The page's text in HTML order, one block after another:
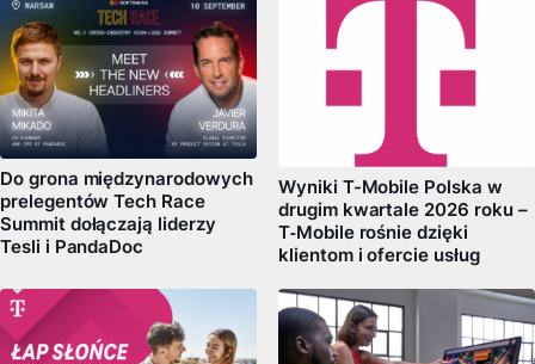
Do grona międzynarodowych
prelegentów Tech Race
Summit dołączają liderzy
Tesli i PandaDoc
Wyniki T-Mobile Polska w
drugim kwartale 2026 roku –
T‑Mobile rośnie dzięki
klientom i ofercie usług